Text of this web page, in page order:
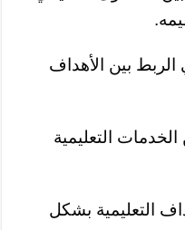
بين الأهداف
التعليمية
التعليمية بشكل